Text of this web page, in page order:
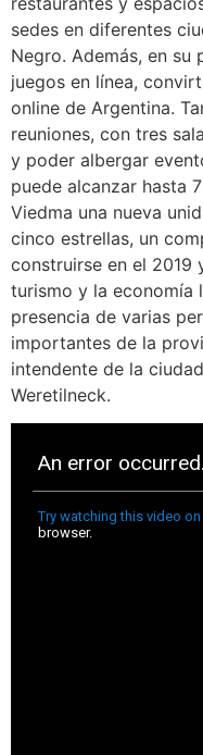
sedes en diferentes
Negro. Además, en su
juegos en línea,
online de Argentina.
reuniones, con tres
y poder albergar
puede alcanzar hasta
Viedma una nueva
cinco estrellas, un
construirse en el 2019
turismo y la economía
presencia de varias
importantes de la
intendente de la
Weretilneck.